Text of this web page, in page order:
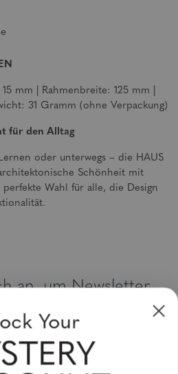
mm | Rahmenbreite: 125 mm |
31 Gramm (ohne Verpackung)
für den Alltag
oder unterwegs – die HAUS
Schönheit mit
Wahl für alle, die Design
an, um Newsletter,
und Gutscheine zu
Adresse ein und abonnieren Sie!
Your